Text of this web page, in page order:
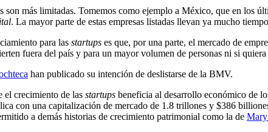
son más limitadas. Tomemos como ejemplo a México, que en los
. La mayor parte de estas empresas listadas llevan ya mucho
para las startups es que, por una parte, el mercado de
fuera del país y para un mayor volumen de personas ni si
han publicado su intención de deslistarse de la BMV.
el crecimiento de las startups beneficia al desarrollo económico de
con una capitalización de mercado de 1.8 trillones y $386
a demás historias de crecimiento patrimonial como la de